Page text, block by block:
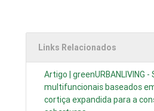
Links Relacionados
Artigo | greenURBANLIVING
multifuncionais baseados
cortiça expandida para a